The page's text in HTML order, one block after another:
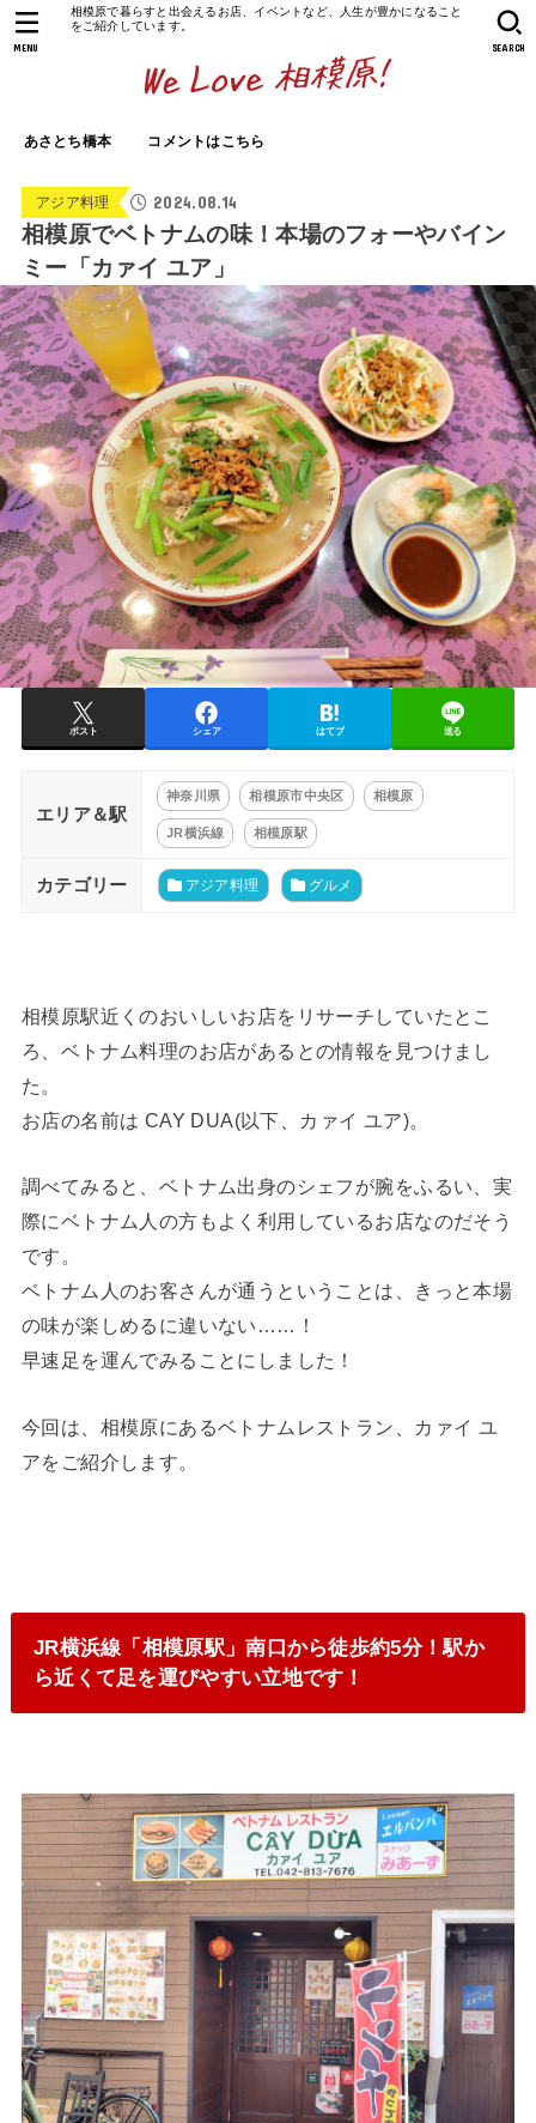
相模原で暮らすと出会えるお店、イベントなど、人生が豊かになること
をご紹介しています。
あさとち橋本 コメントはこちら
SEARCH
MENU
アジア料理 2024.08.14
相模原でベトナムの味！本場のフォーやバイン
ミー「カァイ ユア」
ポスト シェア はてブ 送る
エリア＆駅
神奈川県 相模原市中央区 相模原
JR横浜線 相模原駅
カテゴリー アジア料理 グルメ
相模原駅近くのおいしいお店をリサーチしていたとこ
ろ、ベトナム料理のお店があるとの情報を見つけまし
た。
お店の名前は CAY DUA(以下、カァイ ユア)。
調べてみると、ベトナム出身のシェフが腕をふるい、実
際にベトナム人の方もよく利用しているお店なのだそう
です。
ベトナム人のお客さんが通うということは、きっと本場
の味が楽しめるに違いない……！
早速足を運んでみることにしました！
今回は、相模原にあるベトナムレストラン、カァイ ユ
アをご紹介します。
JR横浜線「相模原駅」南口から徒歩約5分！駅か
ら近くて足を運びやすい立地です！